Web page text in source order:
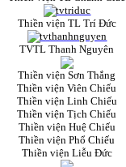
Thiền viện TL Trí Đức
TVTL Thanh Nguyên
Thiền viện Sơn Thắng
Thiền viện Viên Chiếu
Thiền viện Linh Chiếu
Thiền viện Tịch Chiếu
Thiền viện Huệ Chiếu
Thiền viện Phổ Chiếu
Thiền viện Liễu Đức